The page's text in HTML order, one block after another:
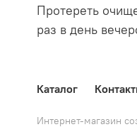
Протереть
раз в день
Каталог
Интернет-магазин